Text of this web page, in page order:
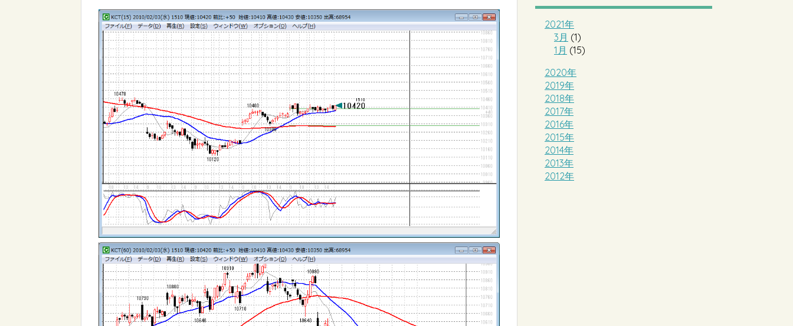
2021年
3月 (1)
1月 (15)
2020年
2019年
2018年
2017年
2016年
2015年
2014年
2013年
2012年